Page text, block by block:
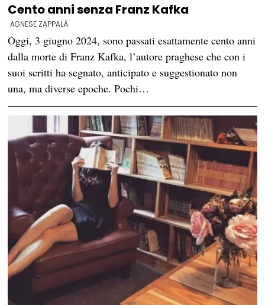
Cento anni senza Franz Kafka
AGNESE ZAPPALÀ
Oggi, 3 giugno 2024, sono passati esattamente cento anni
dalla morte di Franz Kafka, l’autore praghese che con i
suoi scritti ha segnato, anticipato e suggestionato non
una, ma diverse epoche. Pochi…